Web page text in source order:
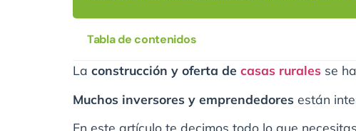
Tabla de contenidos
La construcción y oferta de casas rurales se
Muchos inversores y emprendedores están
En este artículo te decimos todo lo que